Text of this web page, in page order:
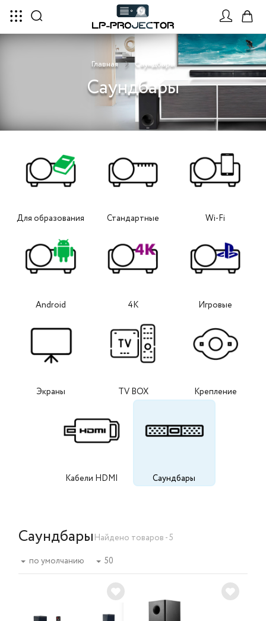
Главная Саундбары
Саундбары
Для образования Стандартные Wi-Fi
Android 4K Игровые
Экраны TV BOX Крепление
Кабели HDMI Саундбары
Саундбары Найдено товаров - 5
по умолчанию
50